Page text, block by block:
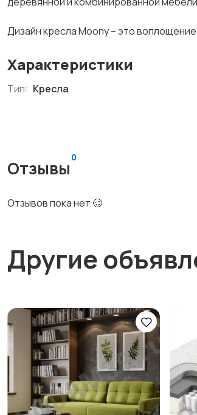
Дизайн кресла Moony – это
Характеристики
Тип: Кресла
Отзывы
0
Отзывов пока нет 🥴
Другие